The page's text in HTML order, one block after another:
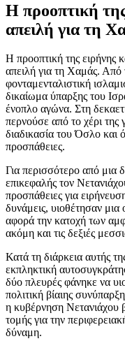
Η προοπτική
απειλή για τη
Η προοπτική της ειρήνης
απειλή για τη Χαμάς. Από
φονταμενταλιστική
δικαίωμα ύπαρξης του
ένοπλο αγώνα. Στη
περνούσε από το χέρι της
διαδικασία του Όσλο και
προσπάθειες.
Για περισσότερο από μια
επικεφαλής τον
προσπάθειες για
δυνάμεις, υιοθέτησαν μια
αφορά την κατοχή των
ακόμη και τις δεξιές
Κατά τη διάρκεια αυτής
εκπληκτική
δύο πλευρές φάνηκε να
πολιτική βίαιης
η κυβέρνηση Νετανιάχου
τομής για την
δύναμη.